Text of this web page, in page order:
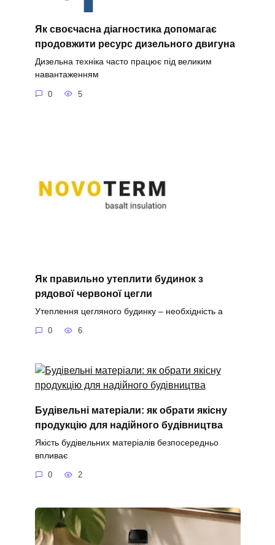
Як своєчасна діагностика допомагає
продовжити ресурс дизельного двигуна
Дизельна техніка часто працює під великим
навантаженням
0 5
Як правильно утеплити будинок з
рядової червоної цегли
Утеплення цегляного будинку – необхідність а
0 6
Будівельні матеріали: як обрати якісну
продукцію для надійного будівництва
Якість будівельних матеріалів безпосередньо
впливає
0 2